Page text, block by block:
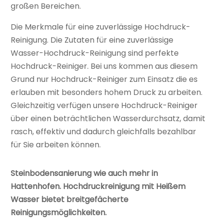
großen Bereichen.
Die Merkmale für eine zuverlässige Hochdruck-
Reinigung. Die Zutaten für eine zuverlässige
Wasser-Hochdruck-Reinigung sind perfekte
Hochdruck-Reiniger. Bei uns kommen aus diesem
Grund nur Hochdruck-Reiniger zum Einsatz die es
erlauben mit besonders hohem Druck zu arbeiten.
Gleichzeitig verfügen unsere Hochdruck-Reiniger
über einen beträchtlichen Wasserdurchsatz, damit
rasch, effektiv und dadurch gleichfalls bezahlbar
für Sie arbeiten können.
Steinbodensanierung wie auch mehr in
Hattenhofen. Hochdruckreinigung mit Heißem
Wasser bietet breitgefächerte
Reinigungsmöglichkeiten.